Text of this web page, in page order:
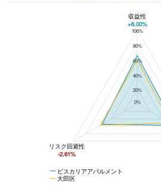
ビスカリアアパルメントと大田区の平均値の総合評価の比較
100%
80%
60%
40%
20%
0%
ビスカリアアパルメント
大田区
収益性
+6.00%
リスク回避性
-2.61%